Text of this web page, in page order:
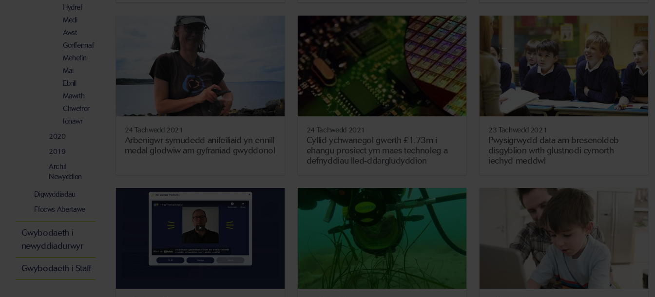
24 Tachwedd 2021
Arbenigwr symudedd anifeiliaid yn ennill
medal glodwiw am gyfraniad gwyddonol
24 Tachwedd 2021
Cyllid ychwanegol gwerth £1.73m i
ehangu prosiect ym maes technoleg a
defnyddiau lled-ddargludyddion
23 Tachwedd 2021
Pwysigrwydd data am bresenoldeb
disgyblion wrth glustnodi cymorth
iechyd meddwl
Hydref
Medi
Awst
Gorffennaf
Mehefin
Mai
Ebrill
Mawrth
Chwefror
Ionawr
2020
2019
Archif
Newyddion
Digwyddiadau
Ffocws Abertawe
Gwybodaeth i
newyddiadurwyr
Gwybodaeth i Staff